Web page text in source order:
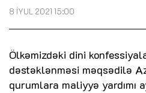
8 İYUL 2021 15:00
Ölkəmizdəki dini
dəstəklənməsi məqsədilə
qurumlara maliyyə yardımı